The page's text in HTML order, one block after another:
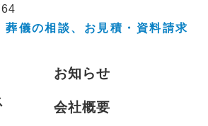
儀の相談、 お見積・資料請求
お知らせ
会社概要